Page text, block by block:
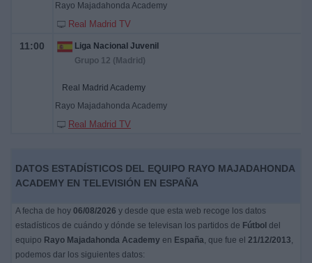
Rayo Majadahonda Academy
Real Madrid TV
11:00
Liga Nacional Juvenil
Grupo 12 (Madrid)
Real Madrid Academy
Rayo Majadahonda Academy
Real Madrid TV
DATOS ESTADÍSTICOS DEL EQUIPO RAYO MAJADAHONDA
ACADEMY EN TELEVISIÓN EN ESPAÑA
A fecha de hoy 06/08/2026 y desde que esta web recoge los datos
estadísticos de cuándo y dónde se televisan los partidos de Fútbol del
equipo Rayo Majadahonda Academy en España, que fue el 21/12/2013,
podemos dar los siguientes datos: